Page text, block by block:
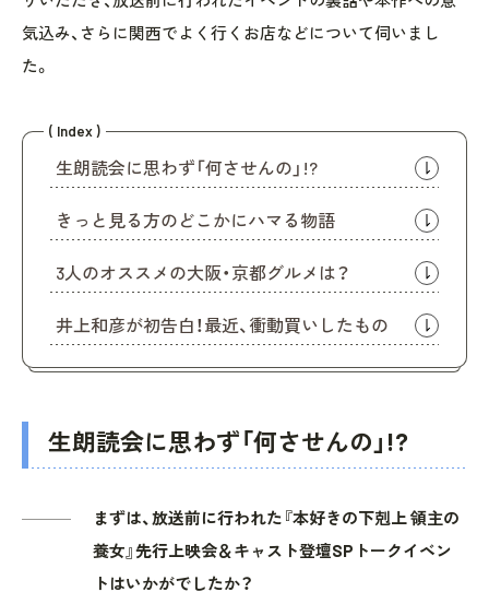
気込み、さらに関西でよく行くお店などについて伺いまし
た。
( Index )
生朗読会に思わず「何させんの」!?
きっと見る方のどこかにハマる物語
3人のオススメの大阪・京都グルメは？
井上和彦が初告白！最近、衝動買いしたもの
生朗読会に思わず「何させんの」!?
まずは、放送前に行われた『本好きの下剋上 領主の
養女』先行上映会＆キャスト登壇SPトークイベン
トはいかがでしたか？